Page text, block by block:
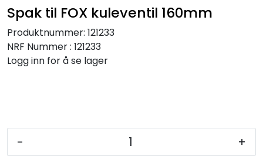
Spak til FOX kuleventil 160mm
Produktnummer: 121233
NRF Nummer : 121233
Logg inn for å se lager
- +